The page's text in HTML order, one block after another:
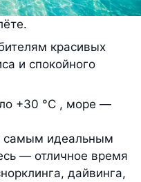
красивых
и спокойного
+30 °С , море —
самым идеальным
— отличное время
дайвинга,